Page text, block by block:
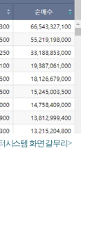
시스템 화면 갈무리>